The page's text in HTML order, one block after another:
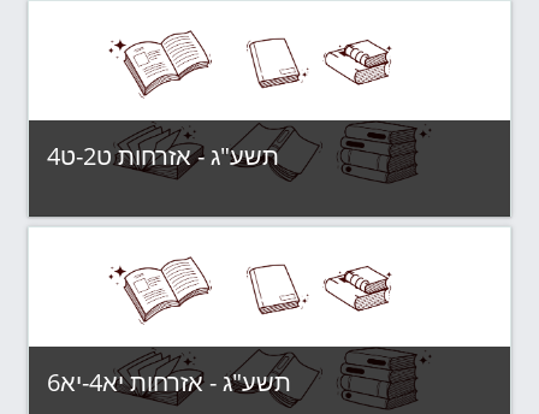
Category:תשע"ג - קבוצות לימוד
View Course
תשע"ג - אזרחות ט2-ט4
Category:תשע"ג - קבוצות לימוד
View Course
תשע"ג - אזרחות יא4-יא6